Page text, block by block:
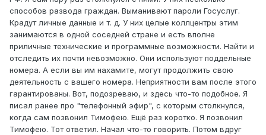
способов развода граждан. Выманивают пароли Госуслуг.
Крадут личные данные и т. д. У них целые коллцентры этим
занимаются в одной соседней стране и есть вполне
приличные технические и программные возможности. Найти и
отследить их почти невозможно. Они используют поддельные
номера. А если вы им нахамите, могут продолжить свою
деятельность с вашего номера. Неприятности вам после этого
гарантированы. Вот, подозреваю, и здесь что-то подобное. Я
писал ранее про "телефонный эфир", с которым столкнулся,
когда сам позвонил Тимофею. Ещё раз коротко. Я позвонил
Тимофею. Тот ответил. Начал что-то говорить. Потом вдруг